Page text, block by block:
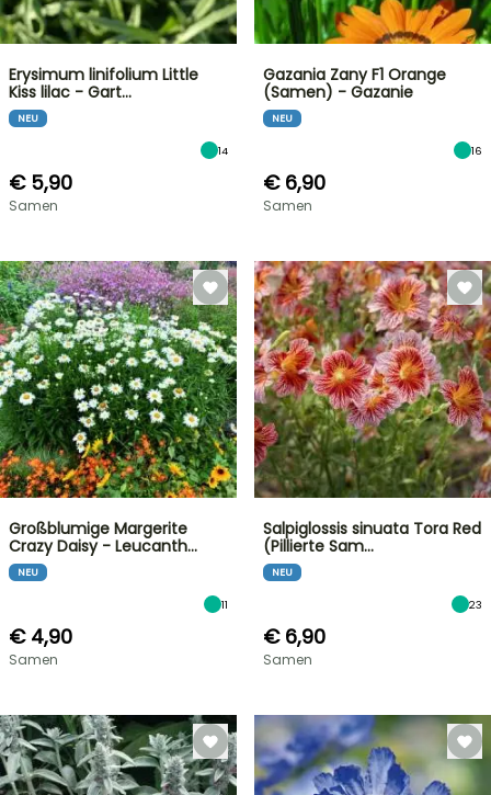
Erysimum linifolium Little
Kiss lilac - Gart…
NEU
14
€ 5,90
Samen
Gazania Zany F1 Orange
(Samen) - Gazanie
NEU
16
€ 6,90
Samen
Großblumige Margerite
Crazy Daisy - Leucanth…
NEU
11
€ 4,90
Samen
Salpiglossis sinuata Tora Red
(Pillierte Sam…
NEU
23
€ 6,90
Samen